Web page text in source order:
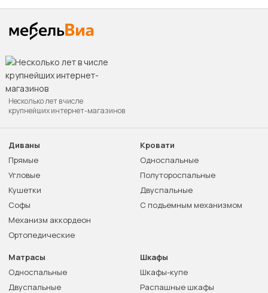
Несколько лет в числе
крупнейших интернет-магазинов
Диваны
Прямые
Угловые
Кушетки
Софы
Механизм аккордеон
Ортопедические
Кровати
Односпальные
Полутороспальные
Двуспальные
С подъемным механизмом
Матрасы
Односпальные
Двуспальные
Шкафы
Шкафы-купе
Распашные шкафы